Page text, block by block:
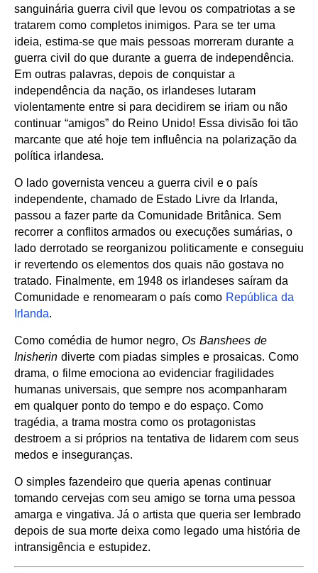
sanguinária guerra civil que levou os compatriotas a se
tratarem como completos inimigos. Para se ter uma
ideia, estima-se que mais pessoas morreram durante a
guerra civil do que durante a guerra de independência.
Em outras palavras, depois de conquistar a
independência da nação, os irlandeses lutaram
violentamente entre si para decidirem se iriam ou não
continuar “amigos” do Reino Unido! Essa divisão foi tão
marcante que até hoje tem influência na polarização da
política irlandesa.
O lado governista venceu a guerra civil e o país
independente, chamado de Estado Livre da Irlanda,
passou a fazer parte da Comunidade Britânica. Sem
recorrer a conflitos armados ou execuções sumárias, o
lado derrotado se reorganizou politicamente e conseguiu
ir revertendo os elementos dos quais não gostava no
tratado. Finalmente, em 1948 os irlandeses saíram da
Comunidade e renomearam o país como República da
Irlanda.
Como comédia de humor negro, Os Banshees de
Inisherin diverte com piadas simples e prosaicas. Como
drama, o filme emociona ao evidenciar fragilidades
humanas universais, que sempre nos acompanharam
em qualquer ponto do tempo e do espaço. Como
tragédia, a trama mostra como os protagonistas
destroem a si próprios na tentativa de lidarem com seus
medos e inseguranças.
O simples fazendeiro que queria apenas continuar
tomando cervejas com seu amigo se torna uma pessoa
amarga e vingativa. Já o artista que queria ser lembrado
depois de sua morte deixa como legado uma história de
intransigência e estupidez.